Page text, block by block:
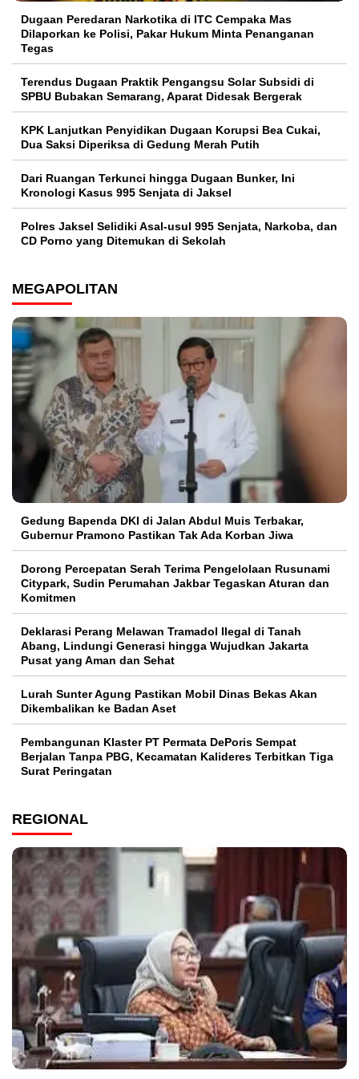
Dugaan Peredaran Narkotika di ITC Cempaka Mas
Dilaporkan ke Polisi, Pakar Hukum Minta Penanganan
Tegas
Terendus Dugaan Praktik Pengangsu Solar Subsidi di
SPBU Bubakan Semarang, Aparat Didesak Bergerak
KPK Lanjutkan Penyidikan Dugaan Korupsi Bea Cukai,
Dua Saksi Diperiksa di Gedung Merah Putih
Dari Ruangan Terkunci hingga Dugaan Bunker, Ini
Kronologi Kasus 995 Senjata di Jaksel
Polres Jaksel Selidiki Asal-usul 995 Senjata, Narkoba, dan
CD Porno yang Ditemukan di Sekolah
MEGAPOLITAN
Gedung Bapenda DKI di Jalan Abdul Muis Terbakar,
Gubernur Pramono Pastikan Tak Ada Korban Jiwa
Dorong Percepatan Serah Terima Pengelolaan Rusunami
Citypark, Sudin Perumahan Jakbar Tegaskan Aturan dan
Komitmen
Deklarasi Perang Melawan Tramadol Ilegal di Tanah
Abang, Lindungi Generasi hingga Wujudkan Jakarta
Pusat yang Aman dan Sehat
Lurah Sunter Agung Pastikan Mobil Dinas Bekas Akan
Dikembalikan ke Badan Aset
Pembangunan Klaster PT Permata DePoris Sempat
Berjalan Tanpa PBG, Kecamatan Kalideres Terbitkan Tiga
Surat Peringatan
REGIONAL